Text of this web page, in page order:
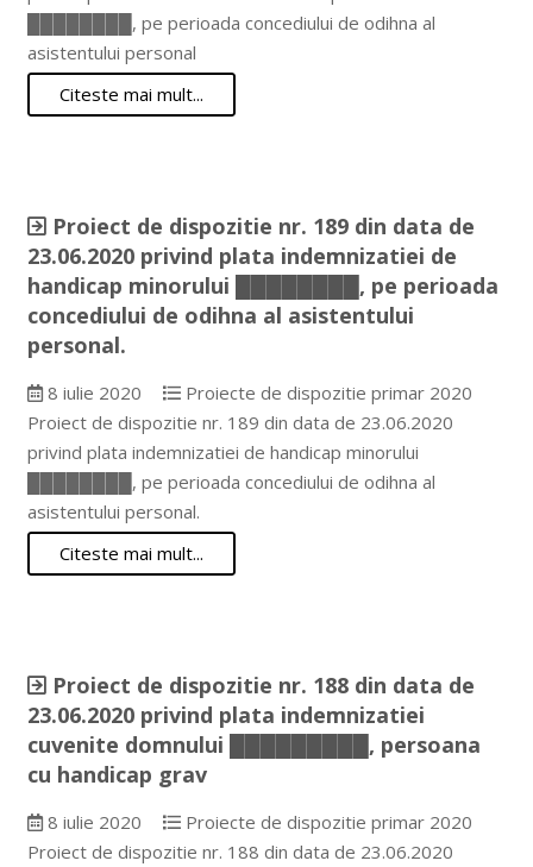
████████, pe perioada concediului de odihna al
asistentului personal
Citeste mai mult...
Proiect de dispozitie nr. 189 din data de
23.06.2020 privind plata indemnizatiei de
handicap minorului ████████, pe perioada
concediului de odihna al asistentului
personal.
8 iulie 2020
Proiecte de dispozitie primar 2020
Proiect de dispozitie nr. 189 din data de 23.06.2020
privind plata indemnizatiei de handicap minorului
████████, pe perioada concediului de odihna al
asistentului personal.
Citeste mai mult...
Proiect de dispozitie nr. 188 din data de
23.06.2020 privind plata indemnizatiei
cuvenite domnului █████████, persoana
cu handicap grav
8 iulie 2020
Proiecte de dispozitie primar 2020
Proiect de dispozitie nr. 188 din data de 23.06.2020